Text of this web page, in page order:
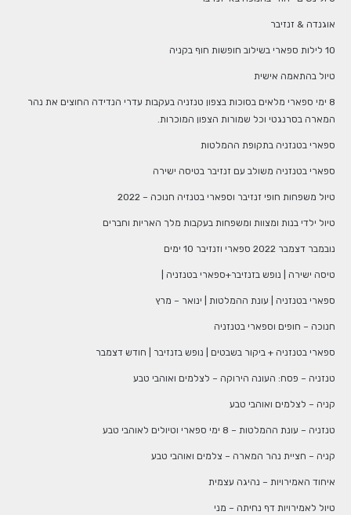
אוגנדה & זנזיבר
10 לילות ספארי בשילוב חופשות חוף בקניה
טיול בהתאמה אישית
8 ימי ספארי מלאים בסוכות בצפון טנזניה בעקבות עדרי הנדידה החוצים את נהר
המארה בסרנגטי וכל שמורות הצפון המוכרות.
ספארי בטנזניה בתקופת ההמלטות
ספארי בטנזניה משולב עם זנזיבר בטיסה ישירה
טיול משפחות חופי זנזיבר וספארי בטנזיה חנוכה – 2022
טיול ילדי בנות ומצוות ומשפחות בעקבות מלך האריות וחברים
נובמבר דצמבר 2022 ספארי וזנזיבר 10 ימים
טיסה ישירה | נופש בזנזיבר+ספארי בטנזניה |
ספארי בטנזניה | עונת ההמלטות | ינואר – מרץ
חנוכה – חופים וספארי בטנזניה
ספארי בטנזניה + ביקור בשבטים | נופש בזנזיבר | חודש דצמבר
טנזניה – פסח: העונה הירוקה – לצלמים ואוהבי טבע
קניה – לצלמים ואוהבי טבע
טנזניה – עונת ההמלטות – 8 ימי ספארי וטיולים לאוהבי טבע
קניה – חציית נהר המארה – צלמים ואוהבי טבע
איחוד האמירויות – נהיגה עצמית
טיול לאמירויות דף נחיתה – מני